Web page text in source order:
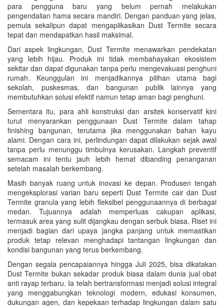
para pengguna baru yang belum pernah melakukan
pengendalian hama secara mandiri. Dengan panduan yang jelas,
pemula sekalipun dapat mengaplikasikan Dust Termite secara
tepat dan mendapatkan hasil maksimal.
Dari aspek lingkungan, Dust Termite menawarkan pendekatan
yang lebih hijau. Produk ini tidak membahayakan ekosistem
sekitar dan dapat digunakan tanpa perlu mengevakuasi penghuni
rumah. Keunggulan ini menjadikannya pilihan utama bagi
sekolah, puskesmas, dan bangunan publik lainnya yang
membutuhkan solusi efektif namun tetap aman bagi penghuni.
Sementara itu, para ahli konstruksi dan arsitek konservatif kini
turut menyarankan penggunaan Dust Termite dalam tahap
finishing bangunan, terutama jika menggunakan bahan kayu
alami. Dengan cara ini, perlindungan dapat dilakukan sejak awal
tanpa perlu menunggu timbulnya kerusakan. Langkah preventif
semacam ini tentu jauh lebih hemat dibanding penanganan
setelah masalah berkembang.
Masih banyak ruang untuk inovasi ke depan. Produsen tengah
mengeksplorasi varian baru seperti Dust Termite cair dan Dust
Termite granula yang lebih fleksibel penggunaannya di berbagai
medan. Tujuannya adalah memperluas cakupan aplikasi,
termasuk area yang sulit dijangkau dengan serbuk biasa. Riset ini
menjadi bagian dari upaya jangka panjang untuk memastikan
produk tetap relevan menghadapi tantangan lingkungan dan
kondisi bangunan yang terus berkembang.
Dengan segala pencapaiannya hingga Juli 2025, bisa dikatakan
Dust Termite bukan sekadar produk biasa dalam dunia jual obat
anti rayap terbaru. Ia telah bertransformasi menjadi solusi integral
yang menggabungkan teknologi modern, edukasi konsumen,
dukungan agen, dan kepekaan terhadap lingkungan dalam satu